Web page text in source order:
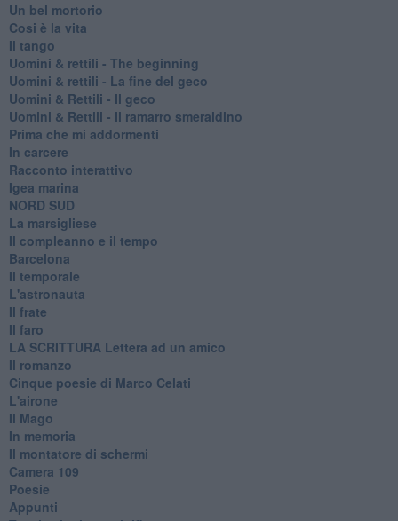
Un bel mortorio
Cosi è la vita
Il tango
​Uomini & rettili - The beginning
​Uomini & rettili - La fine del geco
Uomini & Rettili - Il geco
Uomini & Rettili - Il ramarro smeraldino
Prima che mi addormenti
In carcere
Racconto interattivo
Igea marina
​NORD SUD
La marsigliese
Il compleanno e il tempo
Barcelona
Il temporale
L'astronauta
Il frate
Il faro
​LA SCRITTURA Lettera ad un amico
Il romanzo
Cinque poesie di Marco Celati
L'airone
Il Mago
In memoria
Il montatore di schermi
Camera 109
Poesie
Appunti